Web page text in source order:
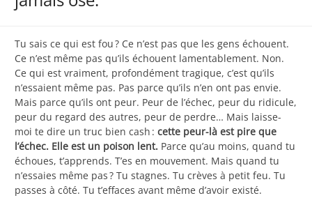
Tu sais ce qui est fou ? Ce n’est pas que les gens échouent.
Ce n’est même pas qu’ils échouent lamentablement. Non.
Ce qui est vraiment, profondément tragique, c’est qu’ils
n’essaient même pas. Pas parce qu’ils n’en ont pas envie.
Mais parce qu’ils ont peur. Peur de l’échec, peur du ridicule,
peur du regard des autres, peur de perdre… Mais laisse-
moi te dire un truc bien cash : cette peur-là est pire que
l’échec. Elle est un poison lent. Parce qu’au moins, quand tu
échoues, t’apprends. T’es en mouvement. Mais quand tu
n’essaies même pas ? Tu stagnes. Tu crèves à petit feu. Tu
passes à côté. Tu t’effaces avant même d’avoir existé.